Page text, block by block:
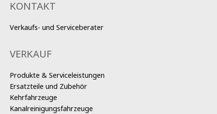
KONTAKT
Verkaufs- und Serviceberater
VERKAUF
Produkte & Serviceleistungen
Ersatzteile und Zubehör
Kehrfahrzeuge
Kanalreinigungsfahrzeuge